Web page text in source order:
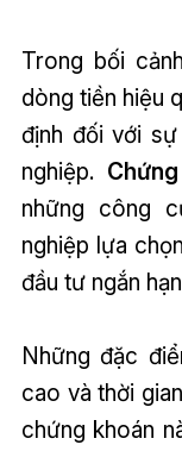
Trong bối
dòng tiền hiệu
định đối với
nghiệp.
những công
nghiệp lựa
đầu tư ngắn
Những đặc
cao và thời
chứng khoán